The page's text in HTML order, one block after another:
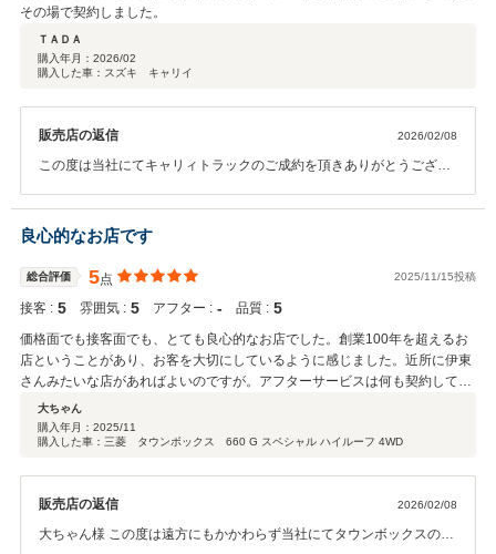
その場で契約しました。
ＴＡＤＡ
購入年月： 2026/02
購入した車：スズキ キャリイ
販売店の返信 2026/02/08
この度は当社にてキャリィトラックのご成約を頂きありがとうござい
してお任せいただきありがとうございます。 ご質問やご不明な点がご
ざいましたらいつでも遠慮なくご相談ください。 まずはご納車までの
間、引き続きよろしくお願いいたします。
良心的なお店です
総合評価 5点 2025/11/15投稿
接客 : 5 雰囲気 : 5 アフター : ‐ 品質 : 5
価格面でも接客面でも、とても良心的なお店でした。創業100年を超えるお
店ということがあり、お客を大切にしているように感じました。近所に伊東
さんみたいな店があればよいのですが。アフターサービスは何も契約してい
ないので不明としました。
大ちゃん
購入年月： 2025/11
購入した車：三菱 タウンボックス 660 G スペシャル ハイルーフ 4WD
販売店の返信 2026/02/08
大ちゃん様 この度は遠方にもかかわらず当社にてタウンボックスのご